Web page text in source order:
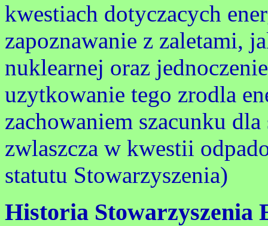
kwestiach dotyczacych
zapoznawanie z zaletami,
nuklearnej oraz
uzytkowanie tego zrodla
zachowaniem szacunku
zwlaszcza w kwestii
statutu Stowarzyszenia)
Historia Stowarzyszenia